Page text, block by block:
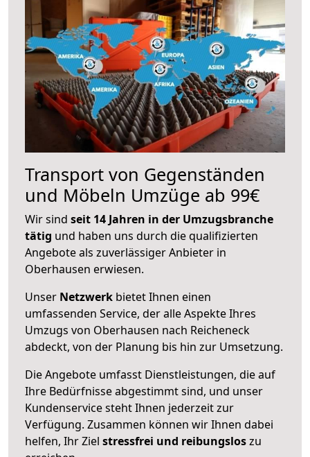
Transport von Gegenständen
und Möbeln Umzüge ab 99€
Wir sind seit 14 Jahren in der Umzugsbranche
tätig und haben uns durch die qualifizierten
Angebote als zuverlässiger Anbieter in
Oberhausen erwiesen.
Unser Netzwerk bietet Ihnen einen
umfassenden Service, der alle Aspekte Ihres
Umzugs von Oberhausen nach Reicheneck
abdeckt, von der Planung bis hin zur Umsetzung.
Die Angebote umfasst Dienstleistungen, die auf
Ihre Bedürfnisse abgestimmt sind, und unser
Kundenservice steht Ihnen jederzeit zur
Verfügung. Zusammen können wir Ihnen dabei
helfen, Ihr Ziel stressfrei und reibungsloszu